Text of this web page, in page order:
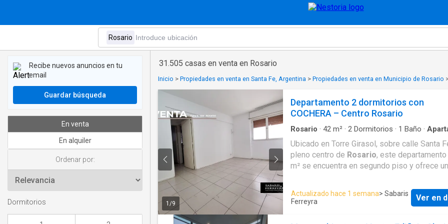
31.505 casas en venta en Rosario
Inicio > Propiedades en venta en Santa Fe, Argentina > Propiedades en venta en Municipio de Rosario
1 /9
Departamento 2 dormitorios con
COCHERA – Centro Rosario
Rosario · 42 m² · 2 Dormitorios · 1 Baño ·
Ubicado en Torre Girasol, sobre calle Santa
pleno centro de Rosario, este departamento
m² se encuentra en segundo piso y ofrece
distribución eficiente que permite
máximo cada metro cuadrado. Cuenta con
Actualizado hace 1 semana> Sabaris
Ferreyra
Ver en
Recibe nuevos anuncios en tu
email
Guardar búsqueda
En venta
En alquiler
Ordenar por:
Dormitorios